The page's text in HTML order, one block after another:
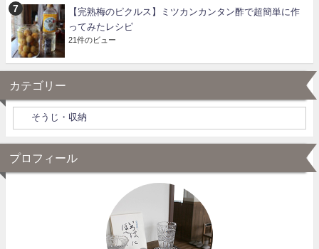
【完熟梅のピクルス】ミツカンカンタン酢で超簡単に作
ってみたレシピ
21件のビュー
カテゴリー
プロフィール